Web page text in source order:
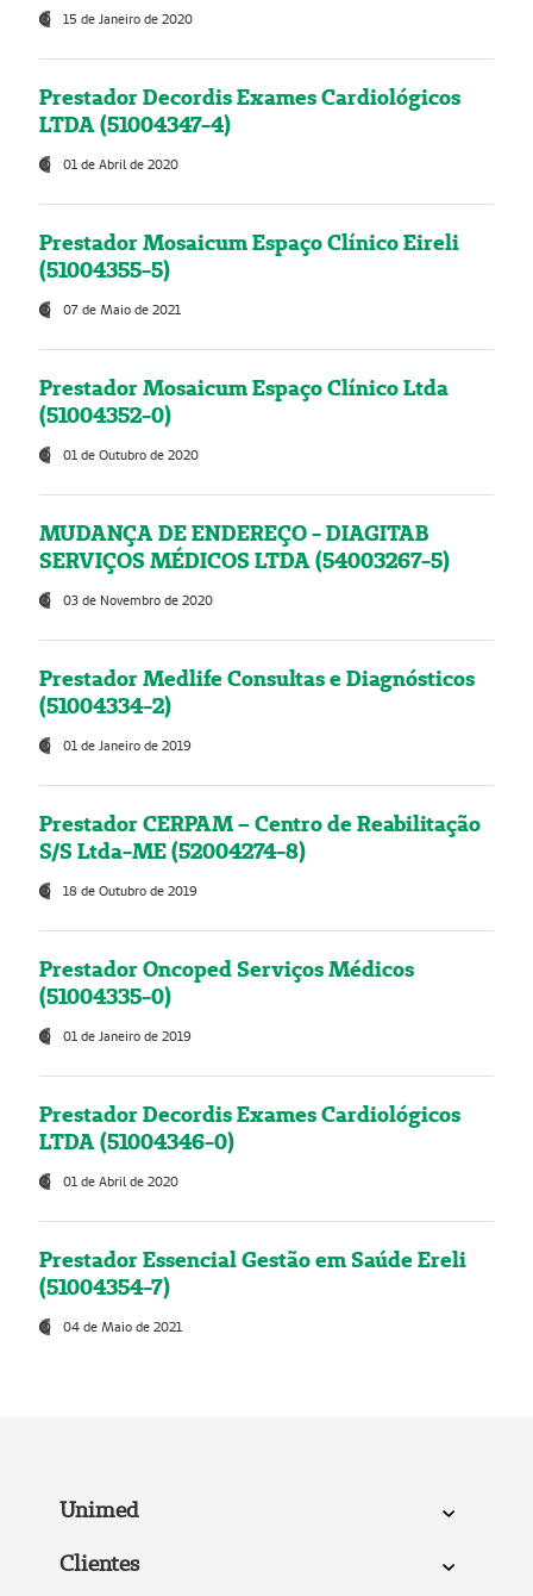
15 de Janeiro de 2020
Prestador Decordis Exames Cardiológicos
LTDA (51004347-4)
01 de Abril de 2020
Prestador Mosaicum Espaço Clínico Eireli
(51004355-5)
07 de Maio de 2021
Prestador Mosaicum Espaço Clínico Ltda
(51004352-0)
01 de Outubro de 2020
MUDANÇA DE ENDEREÇO - DIAGITAB
SERVIÇOS MÉDICOS LTDA (54003267-5)
03 de Novembro de 2020
Prestador Medlife Consultas e Diagnósticos
(51004334-2)
01 de Janeiro de 2019
Prestador CERPAM – Centro de Reabilitação
S/S Ltda-ME (52004274-8)
18 de Outubro de 2019
Prestador Oncoped Serviços Médicos
(51004335-0)
01 de Janeiro de 2019
Prestador Decordis Exames Cardiológicos
LTDA (51004346-0)
01 de Abril de 2020
Prestador Essencial Gestão em Saúde Ereli
(51004354-7)
04 de Maio de 2021
Unimed
Clientes